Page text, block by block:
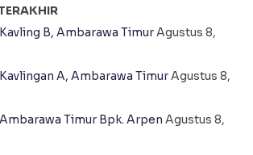
B, Ambarawa TimurAgustus 8,
A, Ambarawa TimurAgustus 8,
Timur Bpk. Arpen Agustus 8,